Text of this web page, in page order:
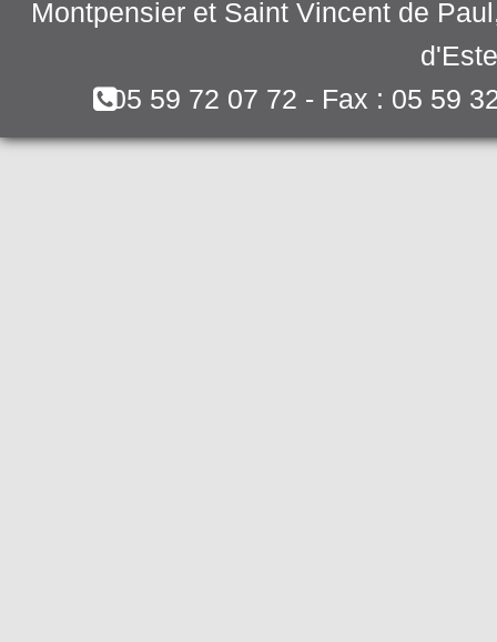
Montpensier et Saint Vincent de
05 59 72 07 72 - Fax : 05 59